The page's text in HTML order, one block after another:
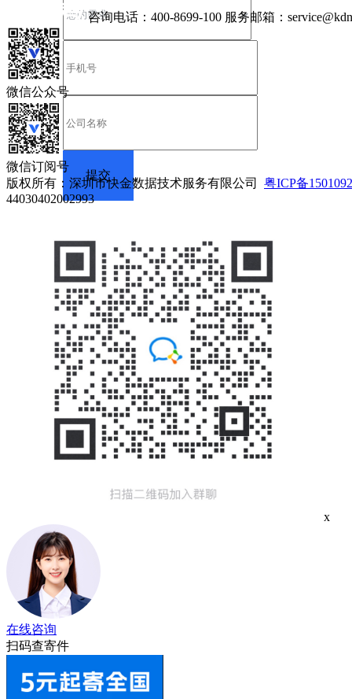
咨询电话： 400-8699-100 服务邮箱：
微信公众号
微信订阅号
版权所有：深圳市快金数据技术服务有限公司 粤ICP备
44030402002993
x
在线咨询
扫码查寄件